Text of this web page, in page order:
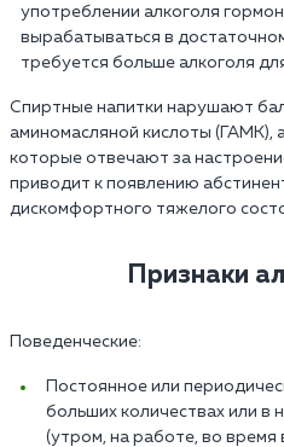
употреблении алкоголя
вырабатываться в
требуется больше алкоголя
Спиртные напитки нарушают
аминомасляной кислоты (ГАМК),
которые отвечают за
приводит к появлению
дискомфортного тяжелого
Признаки
Поведенческие:
Постоянное или
больших количествах или в
(утром, на работе, во время